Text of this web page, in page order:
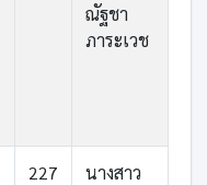
ณัฐชา
ภาระเวช
227
นางสาว